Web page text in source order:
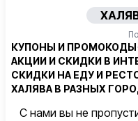
КУПОНЫ И ПРОМОКОДЫ
АКЦИИ И СКИДКИ В
СКИДКИ НА ЕДУ И
ХАЛЯВА В РАЗНЫХ
С нами вы не